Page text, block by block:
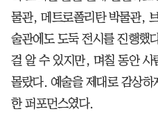
물관, 메트로폴리탄 박물관,
술관에도 도둑 전시를 진행했
걸 알 수 있지만, 며칠 동안 사
몰랐다. 예술을 제대로 감상하
한 퍼포먼스였다.